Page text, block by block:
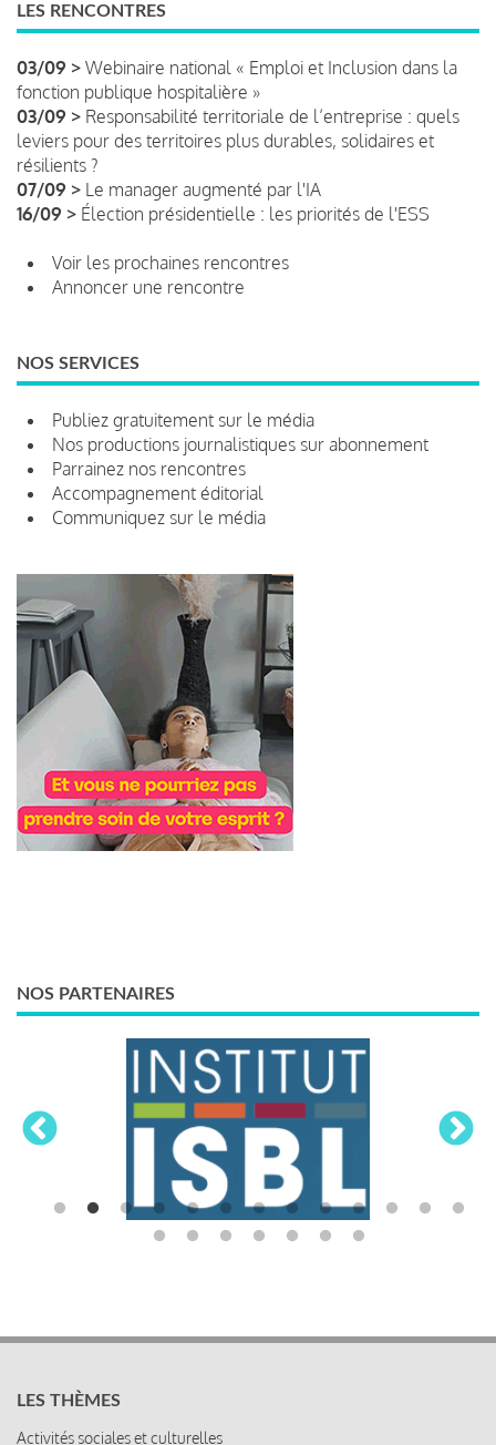
LES RENCONTRES
03/09 > Webinaire national « Emploi et Inclusion dans la
fonction publique hospitalière »
03/09 > Responsabilité territoriale de l’entreprise : quels
leviers pour des territoires plus durables, solidaires et
résilients ?
07/09 > Le manager augmenté par l'IA
16/09 > Élection présidentielle : les priorités de l'ESS
Voir les prochaines rencontres
Annoncer une rencontre
NOS SERVICES
Publiez gratuitement sur le média
Nos productions journalistiques sur abonnement
Parrainez nos rencontres
Accompagnement éditorial
Communiquez sur le média
NOS PARTENAIRES
LES THÈMES
Activités sociales et culturelles